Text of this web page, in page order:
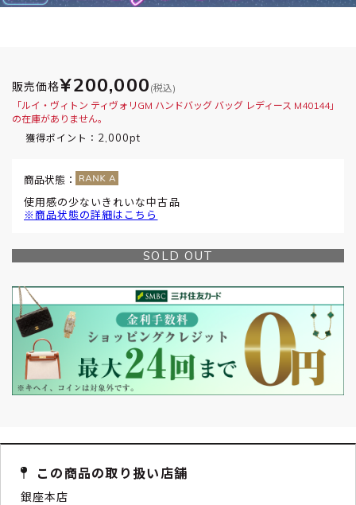
販売価格¥200,000 (税込)
「ルイ・ヴィトン ティヴォリGM ハンドバッグ バッグ レディース M40144」
の在庫がありません。
獲得ポイント： 2,000pt
商品状態：
使用感の少ないきれいな中古品
※商品状態の詳細はこちら
SOLD OUT
この商品の取り扱い店舗
銀座本店